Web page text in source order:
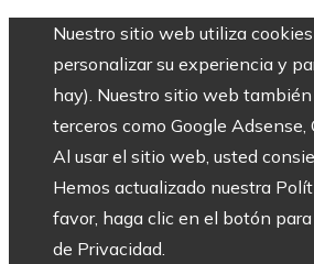
Nuestro sitio web utiliza
personalizar su experiencia y
hay). Nuestro sitio web
terceros como Google
Al usar el sitio web, usted
Hemos actualizado nuestra
favor, haga clic en el botón
de Privacidad.